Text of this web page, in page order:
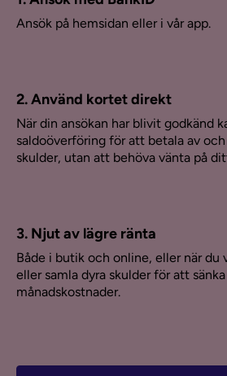
Ansök på hemsidan eller i vår app.
2. Använd kortet direkt
När din ansökan har blivit godkänd
saldoöverföring för att betala av och
skulder, utan att behöva vänta på
3. Njut av lägre ränta
Både i butik och online, eller när du
eller samla dyra skulder för att
månadskostnader.